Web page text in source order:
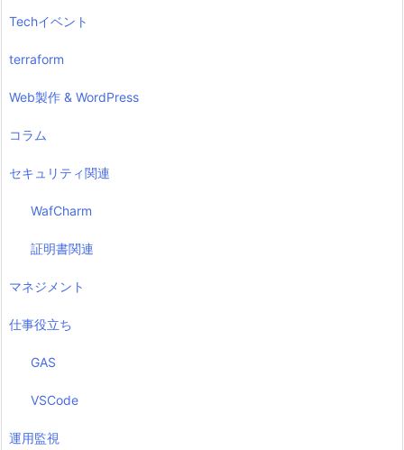
Techイベント
terraform
Web製作 & WordPress
コラム
セキュリティ関連
WafCharm
証明書関連
マネジメント
仕事役立ち
GAS
VSCode
運用監視